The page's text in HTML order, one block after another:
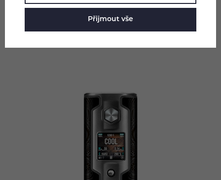
problému ovládat jednou rukou. Všechny potřebné
parametry si nastavíte pár pohyby joysticku a doslova
Přijmout vše